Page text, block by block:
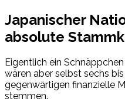
Japanischer
absolute
Eigentlich ein
wären aber selbst sechs
gegenwärtigen finanzielle
stemmen.